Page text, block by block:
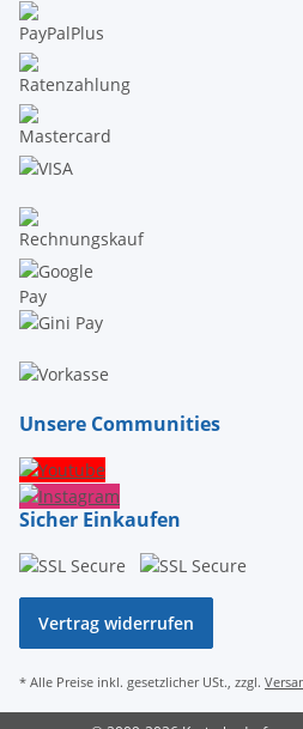
Unsere Communities
Sicher Einkaufen
Vertrag widerrufen
* Alle Preise inkl. gesetzlicher USt., zzgl.